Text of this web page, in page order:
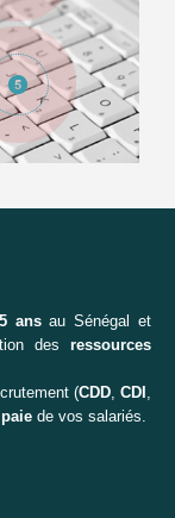
ansau Sénégal et
des ressources
(CDD, CDI ,
de vos salariés.